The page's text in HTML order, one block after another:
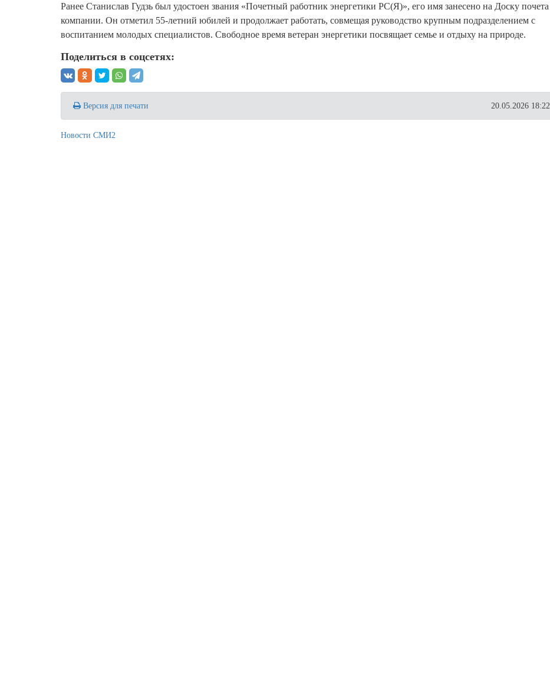
Ранее Станислав Гудзь был удостоен звания «Почетный работник энергетики РС(Я)», его имя занесено на Доску почета
компании. Он отметил 55-летний юбилей и продолжает работать, совмещая руководство крупным подразделением с
воспитанием молодых специалистов. Свободное время ветеран энергетики посвящает семье и отдыху на природе.
Поделиться в соцсетях:
Версия для печати 20.05.2026 18:22
Новости СМИ2